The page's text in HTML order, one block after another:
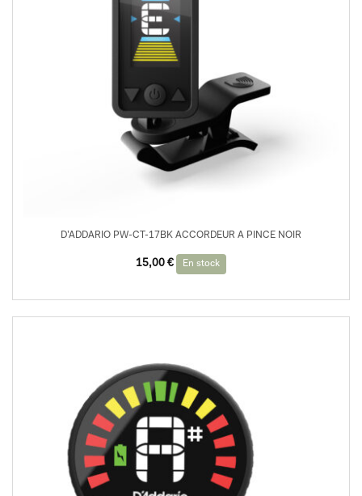
D’ADDARIO PW-CT-17BK ACCORDEUR A PINCE NOIR
15,00 € En stock